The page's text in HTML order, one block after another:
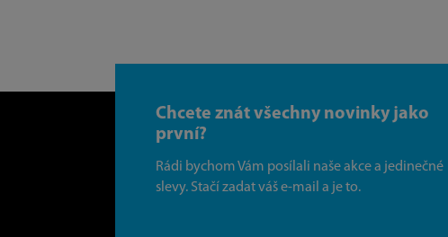
Chcete znát všechny novinky jako
první?
Rádi bychom Vám posílali naše akce a jedinečné
slevy. Stačí zadat váš e-mail a je to.